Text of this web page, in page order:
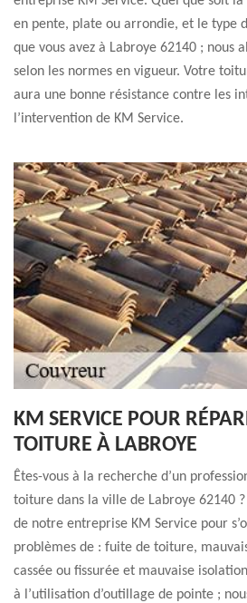
en pente, plate ou arrondie, et le type
que vous avez à Labroye 62140 ; nous
selon les normes en vigueur. Votre
aura une bonne résistance contre les
l’intervention de KM Service.
KM SERVICE POUR
TOITURE À LABROYE
Êtes-vous à la recherche d’un
toiture dans la ville de Labroye 62140
de notre entreprise KM Service pour
problèmes de : fuite de toiture,
cassée ou fissurée et mauvaise
à l’utilisation d’outillage de pointe ;